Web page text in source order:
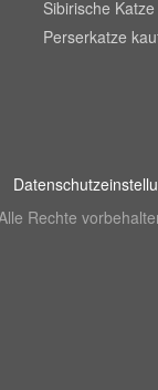
Sibirische
Perserkatze
Rechte